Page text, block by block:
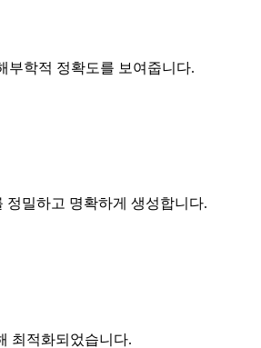
부학적 정확도를 보여줍니다.
밀하고 명확하게 생성합니다.
최적화되었습니다.